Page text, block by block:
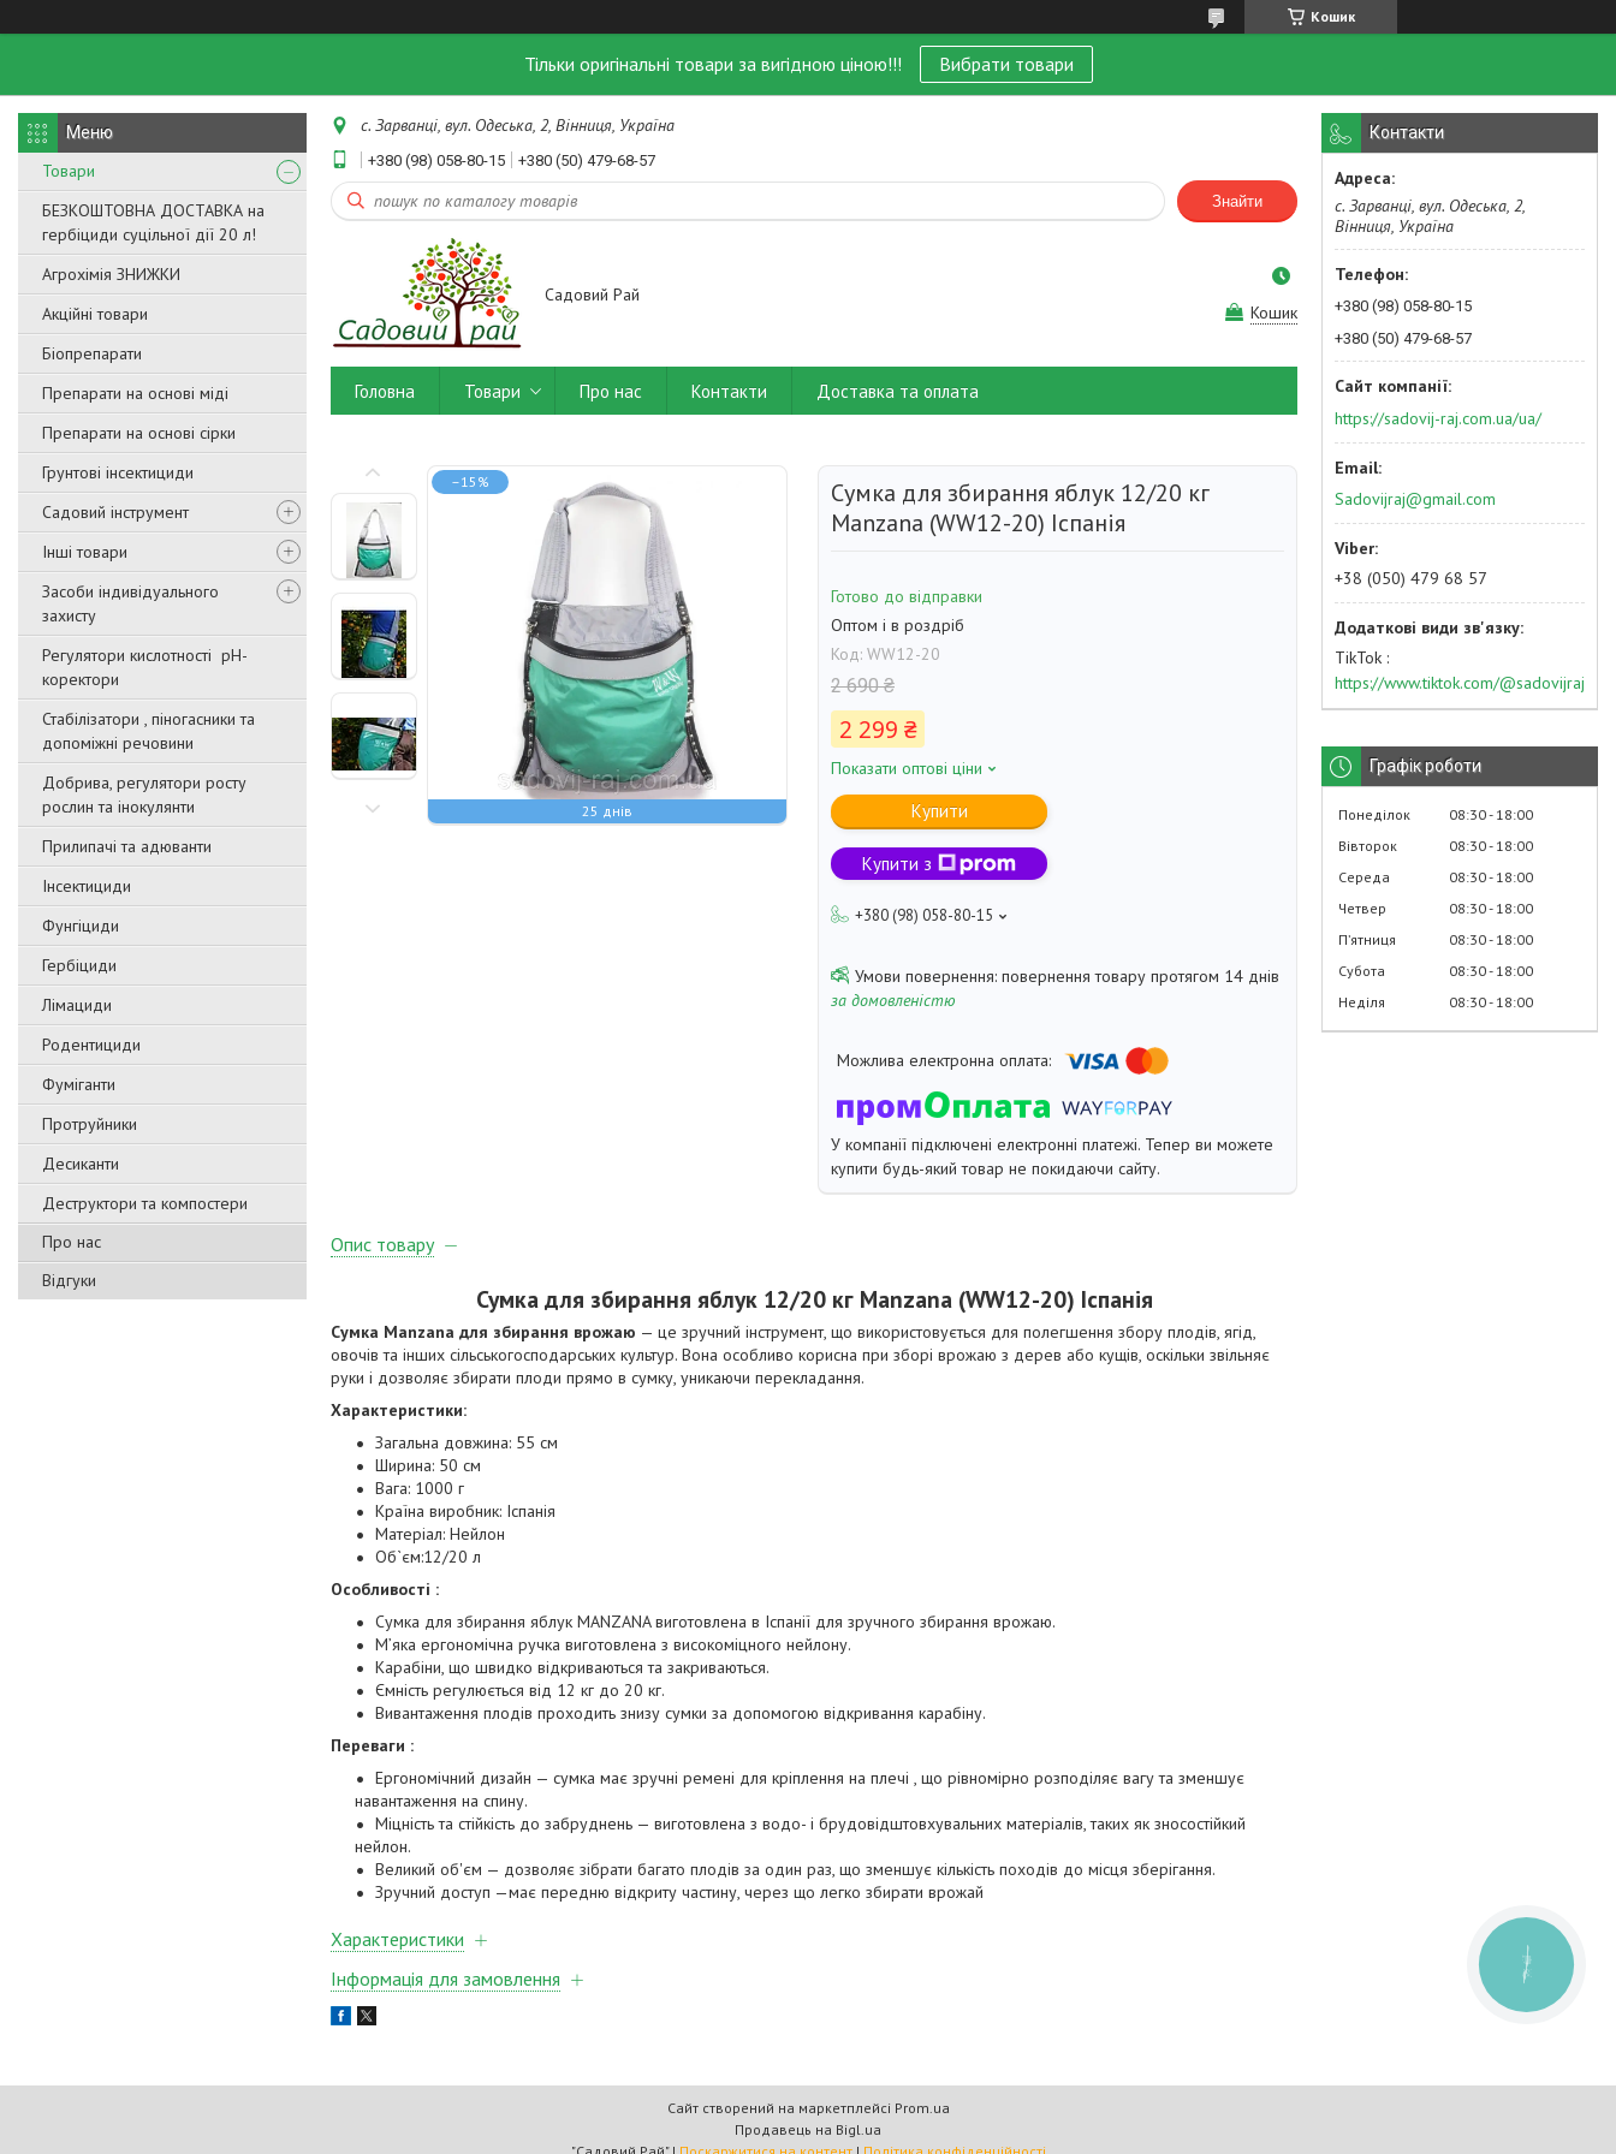
Кошик
Тільки оригінальні товари за вигідною ціною!!! Вибрати товари
Товари
БЕЗКОШТОВНА ДОСТАВКА на
гербіциди суцільної дії 20 л!
Агрохімія ЗНИЖКИ
Акційні товари
Біопрепарати
Препарати на основі міді
Препарати на основі сірки
Грунтові інсектициди
Садовий інструмент
Інші товари
Засоби індивідуального
захисту
Регулятори кислотності pН-
коректори
Стабілізатори , піногасники та
допоміжні речовини
Добрива, регулятори росту
рослин та інокулянти
Прилипачі та адюванти
Інсектициди
Фунгіциди
Гербіциди
Лімациди
Родентициди
Фуміганти
Протруйники
Десиканти
Деструктори та компостери
Про нас
Відгуки
с. Зарванці, вул. Одеська, 2, Вінниця, Україна
+380 (98) 058-80-15 +380 (50) 479-68-57
Знайти
Садовий Рай
Кошик
Головна Товари Про нас Контакти Доставка та оплата
–15%
25 днів
Сумка для збирання яблук 12/20 кг
Manzana (WW12-20) Іспанія
Готово до відправки
Оптом і в роздріб
Код: WW12-20
2 690 ₴
2 299 ₴
Показати оптові ціни
Купити
Купити з
+380 (98) 058-80-15
повернення товару протягом 14 днів
за домовленістю
У компанії підключені електронні платежі. Тепер ви можете
купити будь-який товар не покидаючи сайту.
Опис товару
Сумка для збирання яблук 12/20 кг Manzana (WW12-20) Іспанія
Сумка Manzana для збирання врожаю — це зручний інструмент, що використовується для полегшення збору плодів, ягід,
овочів та інших сільськогосподарських культур. Вона особливо корисна при зборі врожаю з дерев або кущів, оскільки звільняє
руки і дозволяє збирати плоди прямо в сумку, уникаючи перекладання.
Характеристики:
Загальна довжина: 55 cм
Ширина: 50 см
Вага: 1000 г
Країна виробник: Іспанія
Матеріал: Нейлон
Об`єм:12/20 л
Особливості :
Сумка для збирання яблук MANZANA виготовлена в Іспанії для зручного збирання врожаю.
М’яка ергономічна ручка виготовлена ​​з високоміцного нейлону.
Карабіни, що швидко відкриваються та закриваються.
Ємність регулюється від 12 кг до 20 кг.
Вивантаження плодів проходить знизу сумки за допомогою відкривання карабіну.
Переваги :
Ергономічний дизайн — сумка має зручні ремені для кріплення на плечі , що рівномірно розподіляє вагу та зменшує
навантаження на спину.
Міцність та стійкість до забруднень — виготовлена з водо- і брудовідштовхувальних матеріалів, таких як зносостійкий
нейлон.
Великий об'єм — дозволяє зібрати багато плодів за один раз, що зменшує кількість походів до місця зберігання.
Зручний доступ —має передню відкриту частину, через що легко збирати врожай
Характеристики
Інформація для замовлення
Контакти
с. Зарванці, вул. Одеська, 2,
Вінниця, Україна
+380 (98) 058-80-15
+380 (50) 479-68-57
https://sadovij-raj.com.ua/ua/
Sadovijraj@gmail.com
+38 (050) 479 68 57
TikTok
https://www.tiktok.com/@sadovijraj
Графік роботи
Понеділок 08:30 18:00
Вівторок
08:30 18:00
Середа
08:30 18:00
Четвер
08:30 18:00
Пʼятниця
08:30 18:00
Субота
08:30 18:00
Неділя
08:30 18:00
Сайт створений на маркетплейсі Prom.ua
Продавець на Bigl.ua
КНОПКА
ЗВ'ЯЗКУ